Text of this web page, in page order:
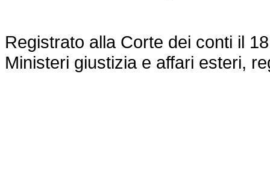
Registrato alla Corte dei conti il
Ministeri giustizia e affari esteri,